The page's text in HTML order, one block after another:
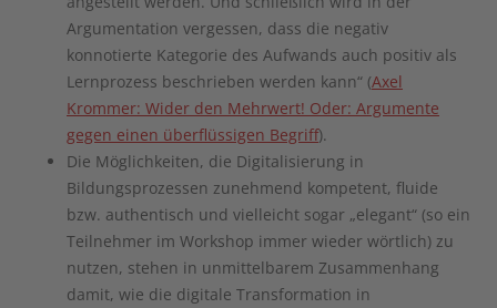
Argumentation vergessen, dass die negativ
konnotierte Kategorie des Aufwands auch positiv als
Lernprozess beschrieben werden kann“ (Axel
Krommer: Wider den Mehrwert! Oder: Argumente
gegen einen überflüssigen Begriff).
Die Möglichkeiten, die Digitalisierung in
Bildungsprozessen zunehmend kompetent, fluide
bzw. authentisch und vielleicht sogar „elegant“ (so ein
Teilnehmer im Workshop immer wieder wörtlich) zu
nutzen, stehen in unmittelbarem Zusammenhang
damit, wie die digitale Transformation in